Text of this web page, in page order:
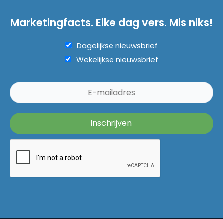
Marketingfacts. Elke dag vers. Mis niks!
Dagelijkse nieuwsbrief
Wekelijkse nieuwsbrief